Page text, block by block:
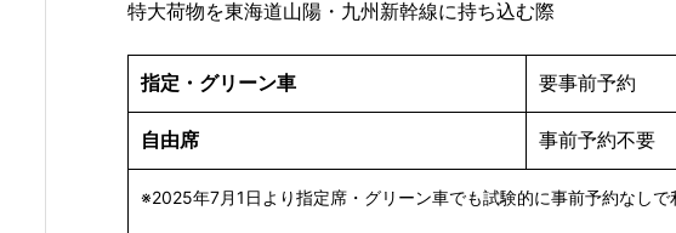
特大荷物を東海道山陽・九州新幹線に持ち込む際
指定・グリーン車 要事前予約
自由席 事前予約不要
※2025年7月1日より指定席・グリーン車でも試験的に事前予約なしで